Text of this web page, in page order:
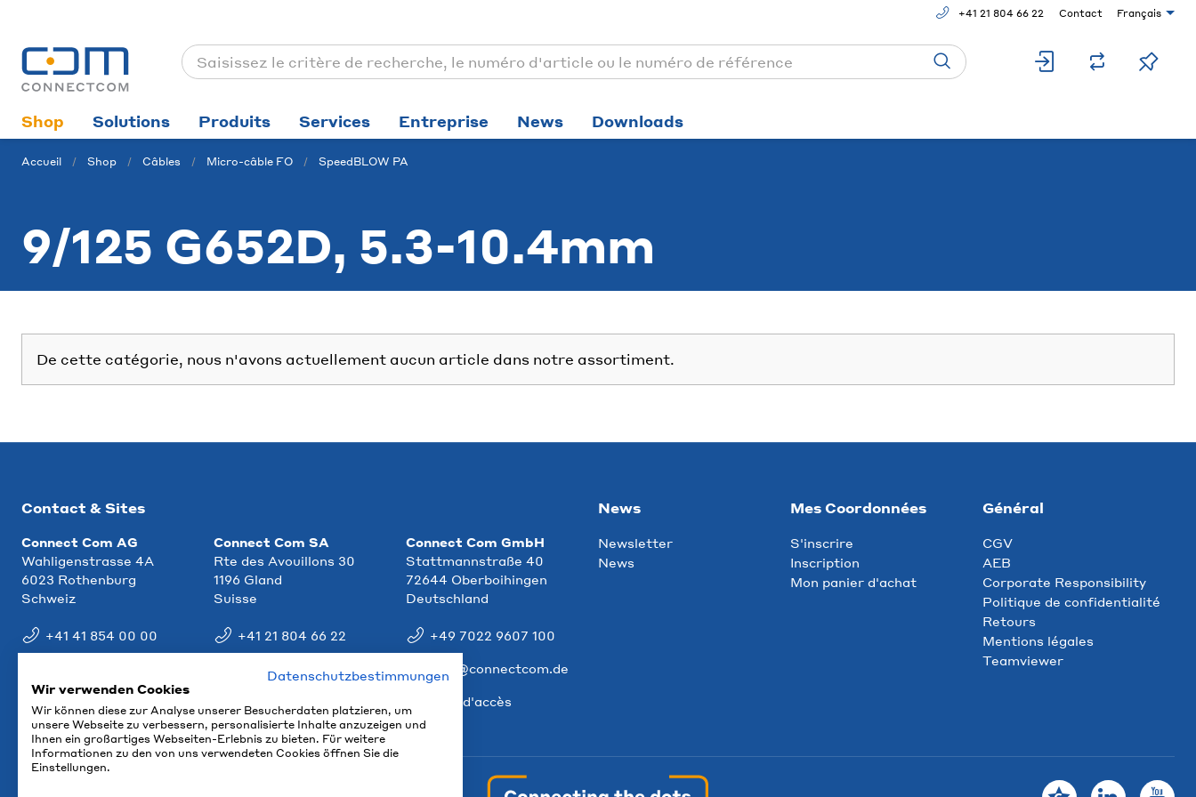
+41 21 804 66 22 Contact Français
Shop Solutions Produits Services Entreprise News Downloads
Accueil Shop Câbles Micro-câble FO SpeedBLOW PA
9/125 G652D, 5.3-10.4mm
De cette catégorie, nous n'avons actuellement aucun article dans notre assortiment.
Contact & Sites
Connect Com AG
Wahligenstrasse 4A
6023 Rothenburg
Schweiz
+41 41 854 00 00
Connect Com SA
Rte des Avouillons 30
1196 Gland
Suisse
+41 21 804 66 22
info@ccm.ch
Connect Com GmbH
Stattmannstraße 40
72644 Oberboihingen
Deutschland
+49 7022 9607 100
info@connectcom.de
Plan d'accès
News
Newsletter
News
Mes Coordonnées
S'inscrire
Inscription
Mon panier d'achat
Général
CGV
AEB
Corporate Responsibility
Politique de confidentialité
Retours
Mentions légales
Teamviewer
Datenschutzbestimmungen
Wir verwenden Cookies
Wir können diese zur Analyse unserer Besucherdaten platzieren, um
unsere Webseite zu verbessern, personalisierte Inhalte anzuzeigen und
Ihnen ein großartiges Webseiten-Erlebnis zu bieten. Für weitere
Informationen zu den von uns verwendeten Cookies öffnen Sie die
Einstellungen.